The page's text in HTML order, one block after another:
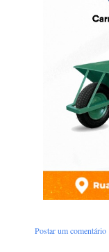
Postar um comentário